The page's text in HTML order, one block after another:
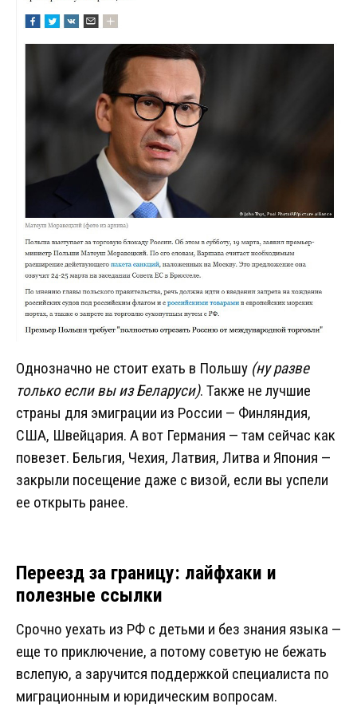
Однозначно не стоит ехать в Польшу (ну разве
только если вы из Беларуси). Также не лучшие
страны для эмиграции из России — Финляндия,
США, Швейцария. А вот Германия — там сейчас как
повезет. Бельгия, Чехия, Латвия, Литва и Япония —
закрыли посещение даже с визой, если вы успели
ее открыть ранее.
Переезд за границу: лайфхаки и
полезные ссылки
Срочно уехать из РФ с детьми и без знания языка —
еще то приключение, а потому советую не бежать
вслепую, а заручится поддержкой специалиста по
миграционным и юридическим вопросам.